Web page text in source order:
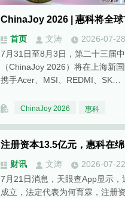
ChinaJoy 2026 | 惠科将全
首页 文涛
2026-07-28
7月31日至8月3日，第二十三届
（ChinaJoy 2026）将在上海新
携手Acer、MSI、REDMI、SK…
ChinaJoy 2026 惠科
注册资本13.5亿元，惠科在
财讯 文涛
2026-07-22
7月21日消息，天眼查App显示
成立，法定代表为何育霖，注册